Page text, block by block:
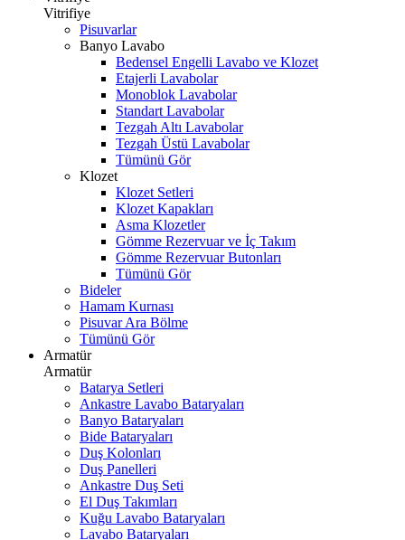
Vitrifiye
Pisuvarlar
Banyo Lavabo
Bedensel Engelli Lavabo ve Klozet
Etajerli Lavabolar
Monoblok Lavabolar
Standart Lavabolar
Tezgah Altı Lavabolar
Tezgah Üstü Lavabolar
Tümünü Gör
Klozet
Klozet Setleri
Klozet Kapakları
Asma Klozetler
Gömme Rezervuar ve İç Takım
Gömme Rezervuar Butonları
Tümünü Gör
Bideler
Hamam Kurnası
Pisuvar Ara Bölme
Tümünü Gör
Armatür
Armatür
Batarya Setleri
Ankastre Lavabo Bataryaları
Banyo Bataryaları
Bide Bataryaları
Duş Kolonları
Duş Panelleri
Ankastre Duş Seti
El Duş Takımları
Kuğu Lavabo Bataryaları
Lavabo Bataryaları